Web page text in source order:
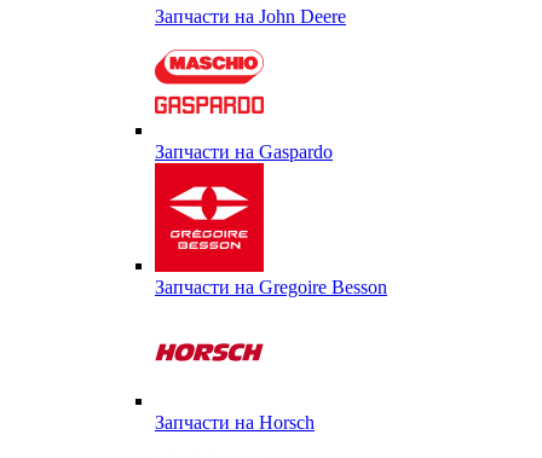
Запчасти на John Deere
Запчасти на Gaspardo
Запчасти на Gregoire Besson
Запчасти на Horsch